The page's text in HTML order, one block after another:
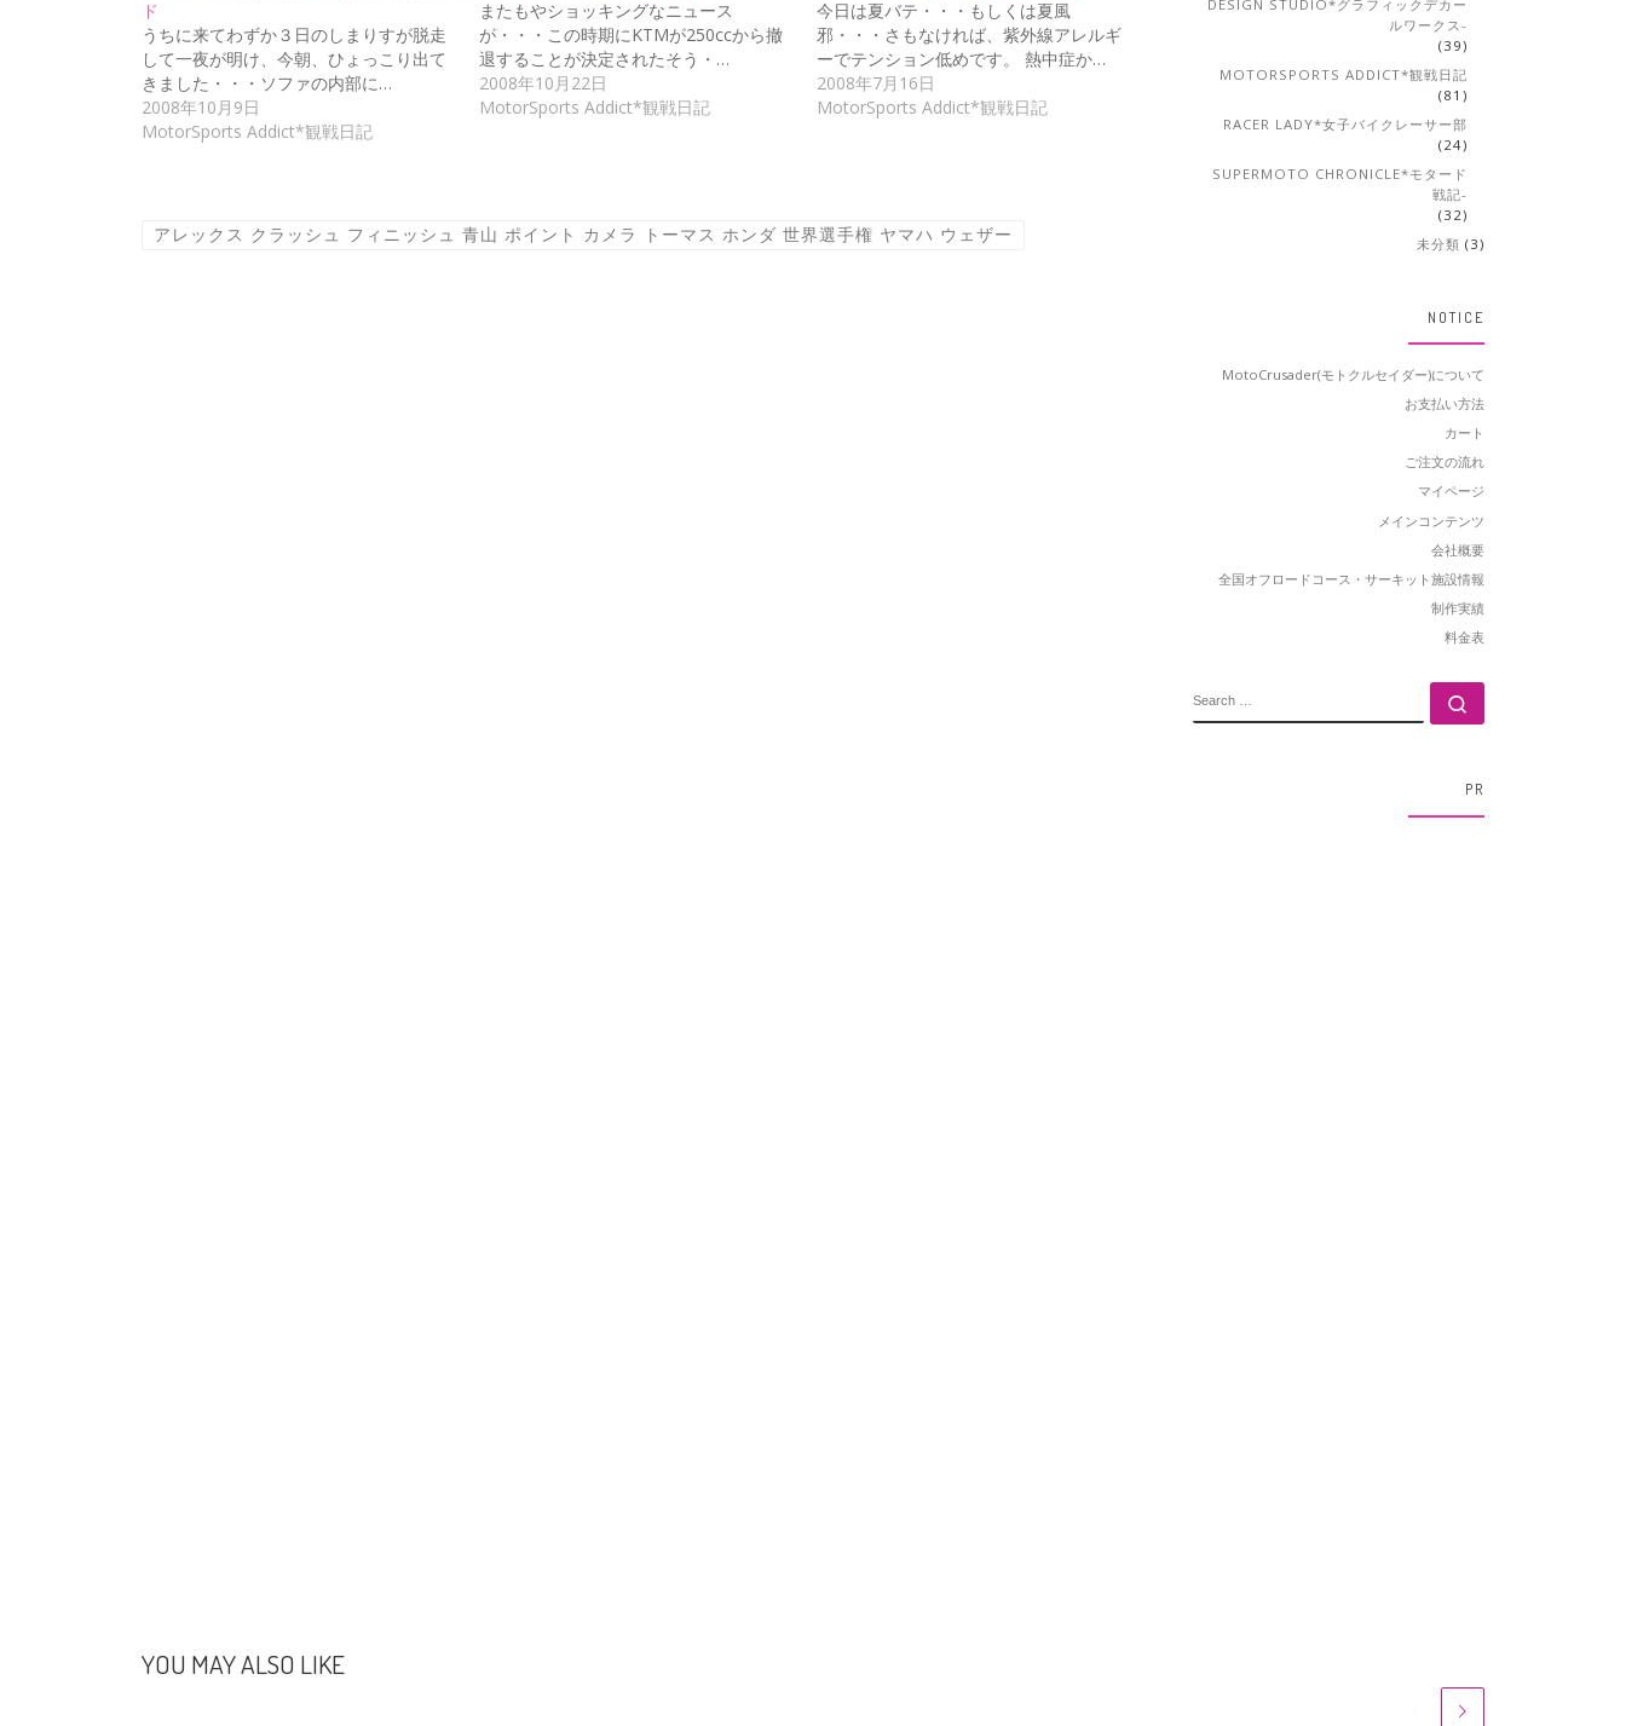
ド
うちに来てわずか３日のしまりすが脱走
して一夜が明け、今朝、ひょっこり出て
きました・・・ソファの内部に…
2008年10月9日
MotorSports Addict*観戦日記
またもやショッキングなニュース
が・・・この時期にKTMが250ccから撤
退することが決定されたそう・…
2008年10月22日
MotorSports Addict*観戦日記
今日は夏バテ・・・もしくは夏風
邪・・・さもなければ、紫外線アレルギ
ーでテンション低めです。 熱中症か…
2008年7月16日
MotorSports Addict*観戦日記
アレックス クラッシュ フィニッシュ 青山 ポイント カメラ トーマス ホンダ 世界選手権 ヤマハ ウェザー
YOU MAY ALSO LIKE
DESIGN STUDIO*グラフィックデカー
ルワークス-
(39)
MOTORSPORTS ADDICT*観戦日記
(81)
RACER LADY*女子バイクレーサー部
(24)
SUPERMOTO CHRONICLE*モタード
戦記-
(32)
未分類 (3)
NOTICE
MotoCrusader(モトクルセイダー)について
お支払い方法
カート
ご注文の流れ
マイページ
メインコンテンツ
会社概要
全国オフロードコース・サーキット施設情報
制作実績
料金表
PR